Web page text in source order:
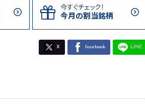
今すぐチェック！
今月の割当銘柄
X facebook LINE